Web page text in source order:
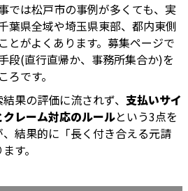
では松戸市の事例が多くても、実
葉県全域や埼玉県東部、都内東側
とがよくあります。募集ページで
段(直行直帰か、事務所集合か)を
です。
果の評価に流されず、 支払いサイ
レーム対応のルールという3点を
結果的に「長く付き合える元請
す。